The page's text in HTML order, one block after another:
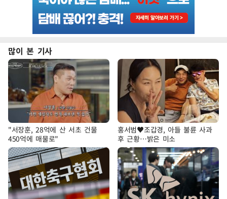
많이 본 기사
"서장훈, 28억에 산 서초 건물
450억에 매물로"
홍서범♥조갑경, 아들 불륜 사과
후 근황…밝은 미소